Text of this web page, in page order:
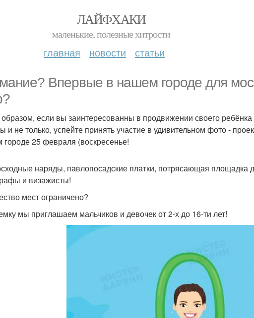
ЛАЙФХАКИ
маленькие, полезные хитрости
главная новости статьи
Впервые в нашем городе для
если вы заинтересованны в продвижении своего
и не только, успейте принять участие в удивительном фото -
25 февраля (воскресенье!
наряды, павлопосадские платки, потрясающая площадка
и визажисты!
мест ограничено?
мы приглашаем мальчиков и девочек от 2-х до 16-ти лет!